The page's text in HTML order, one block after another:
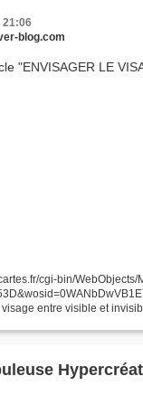
21:06
blog.com
cgi-bin/
entre visible et
?